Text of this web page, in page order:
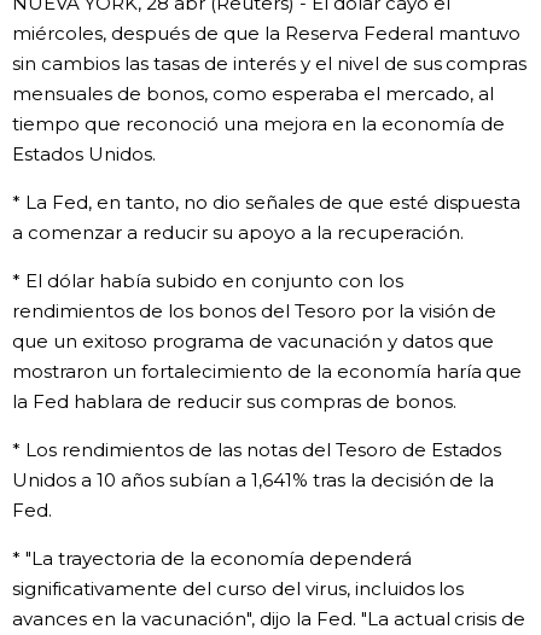
Gente
miércoles, después de que la Reserva Federal mantuvo
sin cambios las tasas de interés y el nivel de sus compras
mensuales de bonos, como esperaba el mercado, al
tiempo que reconoció una mejora en la economía de
Estados Unidos.
* La Fed, en tanto, no dio señales de que esté dispuesta
a comenzar a reducir su apoyo a la recuperación.
* El dólar había subido en conjunto con los
rendimientos de los bonos del Tesoro por la visión de
que un exitoso programa de vacunación y datos que
mostraron un fortalecimiento de la economía haría que
la Fed hablara de reducir sus compras de bonos.
* Los rendimientos de las notas del Tesoro de Estados
Unidos a 10 años subían a 1,641% tras la decisión de la
Fed.
* "La trayectoria de la economía dependerá
significativamente del curso del virus, incluidos los
avances en la vacunación", dijo la Fed. "La actual crisis de